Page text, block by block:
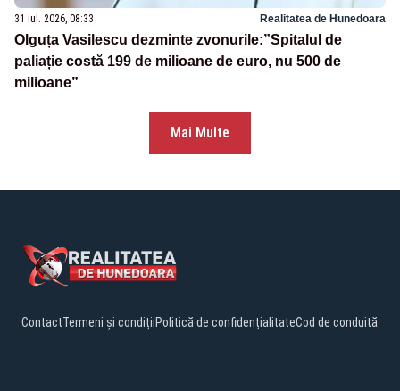
31 iul. 2026, 08:33 Realitatea de Hunedoara
Olguța Vasilescu dezminte zvonurile:”Spitalul de
paliație costă 199 de milioane de euro, nu 500 de
milioane”
Mai Multe
ContactTermeni și condițiiPolitică de confidențialitateCod de conduită